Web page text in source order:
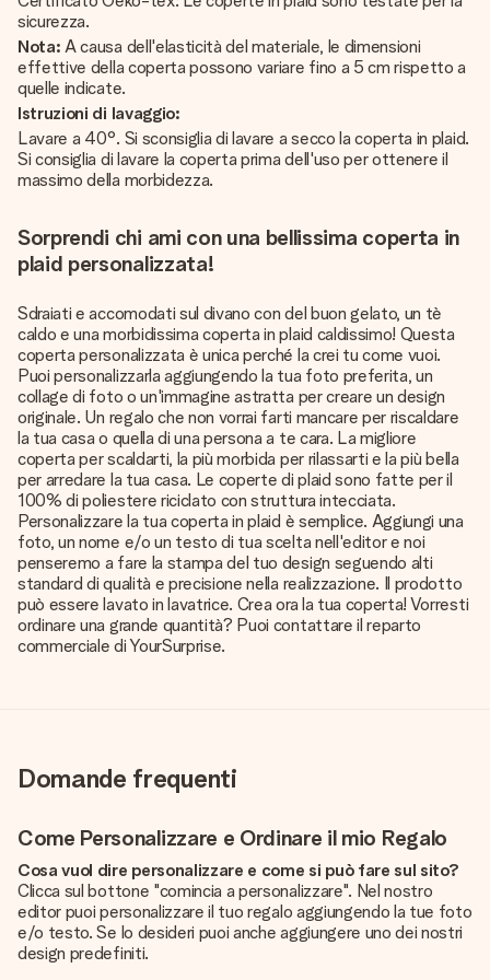
sicurezza.
Nota: A causa dell'elasticità del materiale, le dimensioni
effettive della coperta possono variare fino a 5 cm rispetto a
quelle indicate.
Istruzioni di lavaggio:
Lavare a 40°. Si sconsiglia di lavare a secco la coperta in plaid.
Si consiglia di lavare la coperta prima dell'uso per ottenere il
massimo della morbidezza.
Sorprendi chi ami con una bellissima coperta in
plaid personalizzata!
Sdraiati e accomodati sul divano con del buon gelato, un tè
caldo e una morbidissima coperta in plaid caldissimo! Questa
coperta personalizzata è unica perché la crei tu come vuoi.
Puoi personalizzarla aggiungendo la tua foto preferita, un
collage di foto o un'immagine astratta per creare un design
originale. Un regalo che non vorrai farti mancare per riscaldare
la tua casa o quella di una persona a te cara. La migliore
coperta per scaldarti, la più morbida per rilassarti e la più bella
per arredare la tua casa. Le coperte di plaid sono fatte per il
100% di poliestere riciclato con struttura intecciata.
Personalizzare la tua coperta in plaid è semplice. Aggiungi una
foto, un nome e/o un testo di tua scelta nell'editor e noi
penseremo a fare la stampa del tuo design seguendo alti
standard di qualità e precisione nella realizzazione. Il prodotto
può essere lavato in lavatrice. Crea ora la tua coperta! Vorresti
ordinare una grande quantità? Puoi contattare il reparto
commerciale di YourSurprise.
Domande frequenti
Come Personalizzare e Ordinare il mio Regalo
Cosa vuol dire personalizzare e come si può fare sul sito?
Clicca sul bottone "comincia a personalizzare". Nel nostro
editor puoi personalizzare il tuo regalo aggiungendo la tue foto
e/o testo. Se lo desideri puoi anche aggiungere uno dei nostri
design predefiniti.